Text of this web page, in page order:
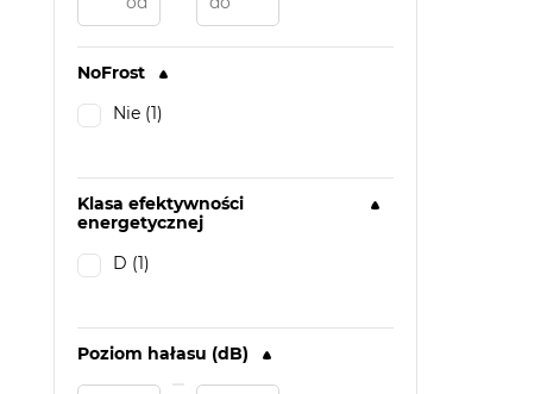
NoFrost
Nie (1)
Klasa efektywności
energetycznej
D (1)
Poziom hałasu (dB)